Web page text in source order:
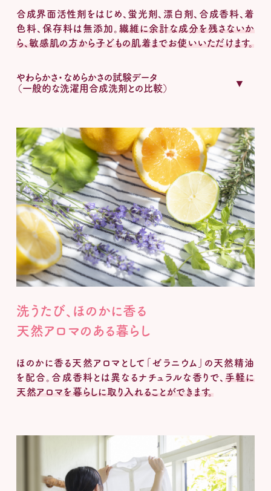
合成界面活性剤をはじめ、蛍光剤、漂白剤、合成香料、着
色料、保存料は無添加。繊維に余計な成分を残さないか
ら、敏感肌の方から子どもの肌着までお使いいただけます。
やわらかさ・なめらかさの試験データ
（一般的な洗濯用合成洗剤との比較）
洗うたび、ほのかに香る
天然アロマのある暮らし
ほのかに香る天然アロマとして「ゼラニウム」の天然精油
を配合。合成香料とは異なるナチュラルな香りで、手軽に
天然アロマを暮らしに取り入れることができます。